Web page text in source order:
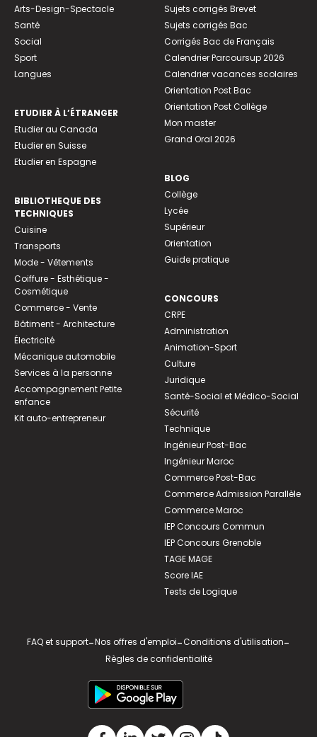
Arts-Design-Spectacle
Santé
Social
Sport
Langues
ETUDIER À L’ÉTRANGER
Etudier au Canada
Etudier en Suisse
Etudier en Espagne
BIBLIOTHEQUE DES
TECHNIQUES
Cuisine
Transports
Mode - Vêtements
Coiffure - Esthétique -
Cosmétique
Commerce - Vente
Bâtiment - Architecture
Électricité
Mécanique automobile
Services à la personne
Accompagnement Petite
enfance
Kit auto-entrepreneur
Sujets corrigés Brevet
Sujets corrigés Bac
Corrigés Bac de Français
Calendrier Parcoursup 2026
Calendrier vacances scolaires
Orientation Post Bac
Orientation Post Collège
Mon master
Grand Oral 2026
BLOG
Collège
Lycée
Supérieur
Orientation
Guide pratique
CONCOURS
CRPE
Administration
Animation-Sport
Culture
Juridique
Santé-Social et Médico-Social
Sécurité
Technique
Ingénieur Post-Bac
Ingénieur Maroc
Commerce Post-Bac
Commerce Admission Parallèle
Commerce Maroc
IEP Concours Commun
IEP Concours Grenoble
TAGE MAGE
Score IAE
Tests de Logique
FAQ et support-Nos offres d'emploi-Conditions d'utilisation-
Règles de confidentialité